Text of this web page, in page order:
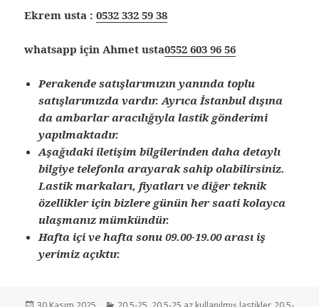
Ekrem usta :0532 332 59 38
whatsapp için Ahmet usta0552 603 96 56
Perakende satışlarımızın yanında toplu
satışlarımızda vardır. Ayrıca İstanbul dışına
da ambarlar aracılığıyla lastik gönderimi
yapılmaktadır.
Aşağıdaki iletişim bilgilerinden daha detaylı
bilgiye telefonla arayarak sahip olabilirsiniz.
Lastik markaları, fiyatları ve diğer teknik
özellikler için bizlere günün her saati kolayca
ulaşmanız mümkündür.
Hafta içi ve hafta sonu 09.00-19.00 arası iş
yerimiz açıktır.
Yayın
Kategoriler